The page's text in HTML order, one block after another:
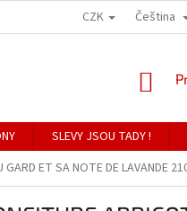
CZK Čeština
SLEVY JSOU TADY !
ET SA NOTE DE LAVANDE